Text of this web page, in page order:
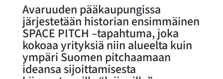
Avaruuden pääkaupungissa
järjestetään historian ensimmäinen
SPACE PITCH –tapahtuma, joka
kokoaa yrityksiä niin alueelta kuin
ympäri Suomen pitchaamaan
ideansa sijoittamisesta